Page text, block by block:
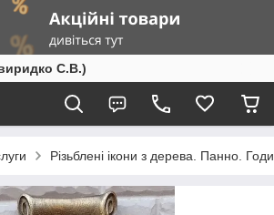
С.В.)
Різьблені ікони з дерева. Панно.